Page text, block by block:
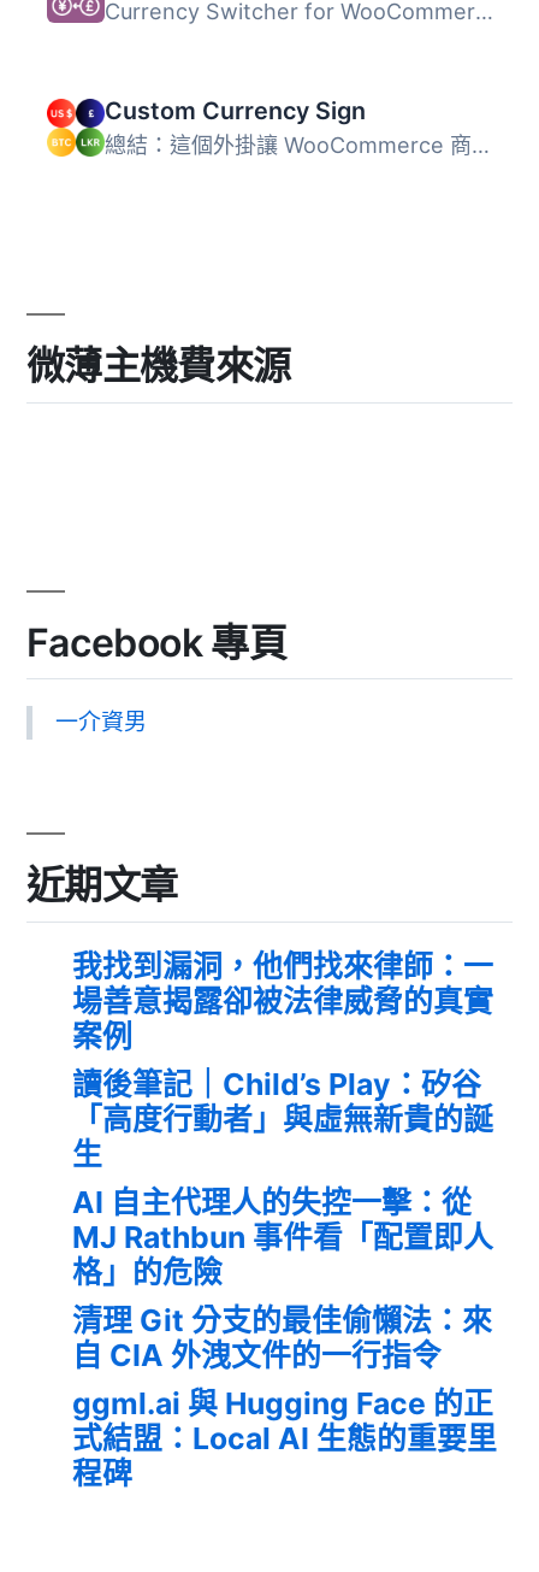
Currency Switcher for WooCommerce 是一款外掛，可以讓您的...
Custom Currency Sign
總結：這個外掛讓 WooCommerce 商店店主可以設定自訂的貨幣符...
微薄主機費來源
Facebook 專頁
一介資男
近期文章
我找到漏洞，他們找來律師：一
場善意揭露卻被法律威脅的真實
案例
讀後筆記｜Child’s Play：矽谷
「高度行動者」與虛無新貴的誕
生
AI 自主代理人的失控一擊：從
MJ Rathbun 事件看「配置即人
格」的危險
清理 Git 分支的最佳偷懶法：來
自 CIA 外洩文件的一行指令
ggml.ai 與 Hugging Face 的正
式結盟：Local AI 生態的重要里
程碑